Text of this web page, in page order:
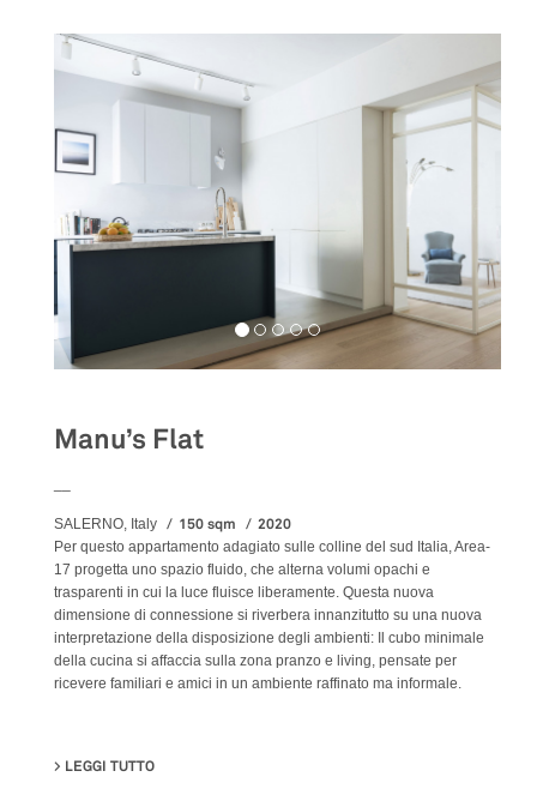
Manu’s Flat
SALERNO, Italy 150 sqm 2020
Per questo appartamento adagiato sulle colline del sud Italia, Area-
17 progetta uno spazio fluido, che alterna volumi opachi e
trasparenti in cui la luce fluisce liberamente. Questa nuova
dimensione di connessione si riverbera innanzitutto su una nuova
interpretazione della disposizione degli ambienti: Il cubo minimale
della cucina si affaccia sulla zona pranzo e living, pensate per
ricevere familiari e amici in un ambiente raffinato ma informale.
LEGGI TUTTO